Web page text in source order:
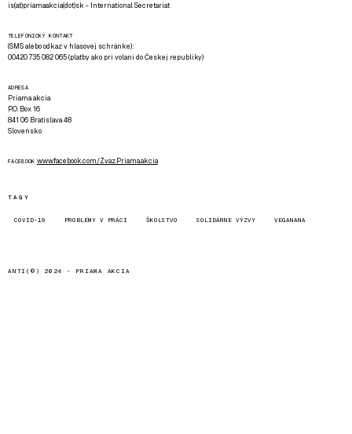
is(at)priamaakcia(dot)sk - International Secretariat
TELEFONICKÝ KONTAKT
(SMS alebo odkaz v hlasovej schránke):
00420 735 082 065 (platby ako pri volaní do Českej republiky)
ADRESA
Priama akcia
P.O. Box 16
841 06 Bratislava 48
Slovensko
FACEBOOK www.facebook.com/Zvaz.Priama.akcia
TAGY
COVID-19 PROBLÉMY V PRÁCI ŠKOLSTVO SOLIDÁRNE VÝZVY VEGANANA
ANTI(©) 2024 - PRIAMA AKCIA